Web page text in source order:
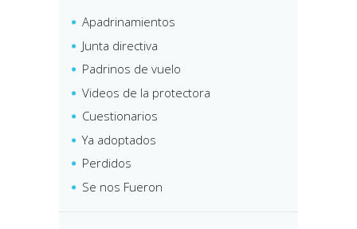
Apadrinamientos
Junta directiva
Padrinos de vuelo
Videos de la protectora
Cuestionarios
Ya adoptados
Perdidos
Se nos Fueron